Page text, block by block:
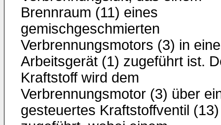
Brennraum (11) eines
gemischgeschmierten
Verbrennungsmotors (3) in
Arbeitsgerät (1) zugeführt ist.
Kraftstoff wird dem
Verbrennungsmotor (3) über
gesteuertes Kraftstoffventil (13)